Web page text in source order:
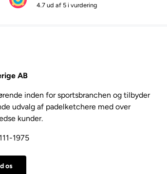
4.7 ud af 5 i vurdering
AB
inden for sportsbranchen og tilbyder
udvalg af padelketchere med over
kunder.
1975
os